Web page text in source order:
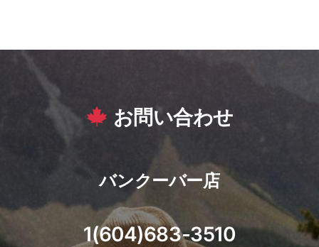
お問い合わせ
バンクーバー店
1(604)683-3510